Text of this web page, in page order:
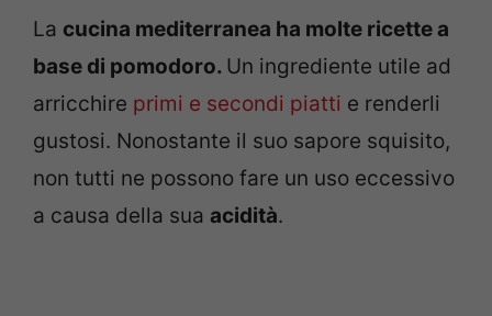
La cucina mediterranea ha molte ricette a
base di pomodoro. Un ingrediente utile ad
arricchire primi e secondi piatti e renderli
gustosi. Nonostante il suo sapore squisito,
non tutti ne possono fare un uso eccessivo
a causa della sua acidità.